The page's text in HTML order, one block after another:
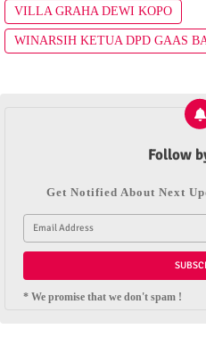
VILLA GRAHA DEWI KOPO
WINARSIH KETUA DPD GAAS
Follow
Get Notified About Next
* We promise that we don't spam !